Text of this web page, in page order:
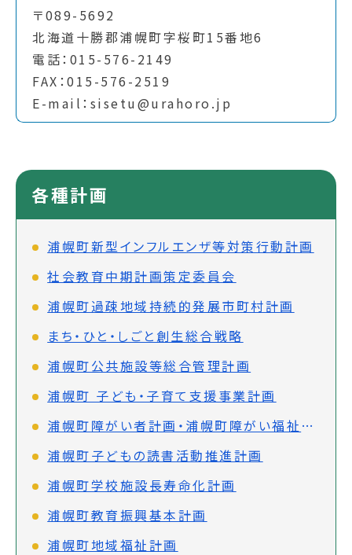
〒089-5692
北海道十勝郡浦幌町字桜町15番地6
電話：015-576-2149
FAX：015-576-2519
E-mail：sisetu@urahoro.jp
各種計画
浦幌町新型インフルエンザ等対策行動計画
社会教育中期計画策定委員会
浦幌町過疎地域持続的発展市町村計画
まち・ひと・しごと創生総合戦略
浦幌町公共施設等総合管理計画
浦幌町 子ども・子育て支援事業計画
浦幌町障がい者計画・浦幌町障がい福祉計画
浦幌町子どもの読書活動推進計画
浦幌町学校施設長寿命化計画
浦幌町教育振興基本計画
浦幌町地域福祉計画